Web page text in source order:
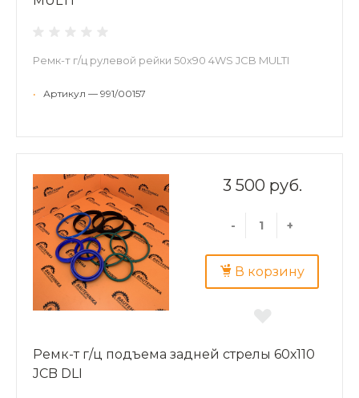
Ремк-т г/ц рулевой рейки 50х90 4WS JCB MULTI
• Артикул — 991/00157
3 500 руб.
- +
В корзину
Ремк-т г/ц подъема задней стрелы 60х110
JCB DLI